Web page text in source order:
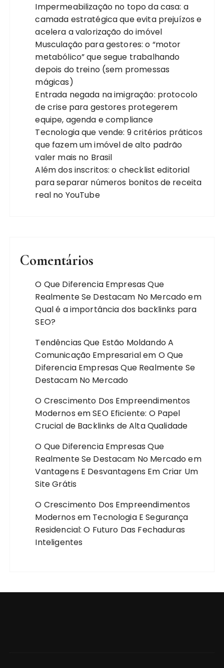
Impermeabilização no topo da casa: a
camada estratégica que evita prejuízos e
acelera a valorização do imóvel
Musculação para gestores: o “motor
metabólico” que segue trabalhando
depois do treino (sem promessas
mágicas)
Entrada negada na imigração: protocolo
de crise para gestores protegerem
equipe, agenda e compliance
Tecnologia que vende: 9 critérios práticos
que fazem um imóvel de alto padrão
valer mais no Brasil
Além dos inscritos: o checklist editorial
para separar números bonitos de receita
real no YouTube
Comentários
O Que Diferencia Empresas Que
Realmente Se Destacam No Mercadoem
Qual é a importância dos backlinks para
SEO?
Tendências Que Estão Moldando A
Comunicação Empresarialem O Que
Diferencia Empresas Que Realmente Se
Destacam No Mercado
O Crescimento Dos Empreendimentos
Modernos emSEO Eficiente: O Papel
Crucial de Backlinks de Alta Qualidade
O Que Diferencia Empresas Que
Realmente Se Destacam No Mercadoem
Vantagens E Desvantagens Em Criar Um
Site Grátis
O Crescimento Dos Empreendimentos
Modernos em Tecnologia E Segurança
Residencial: O Futuro Das Fechaduras
Inteligentes